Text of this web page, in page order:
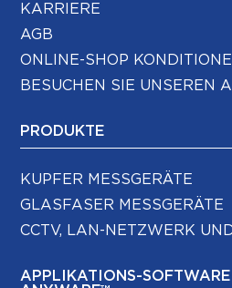
KARRIERE
AGB
ONLINE-SHOP
BESUCHEN SIE UNSEREN
PRODUKTE
KUPFER MESSGERÄTE
GLASFASER MESSGERÄTE
CCTV, LAN-NETZWERK
APPLIKATIONS-SOFTWARE